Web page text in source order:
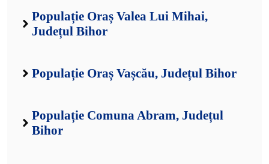
Populație Oraș Valea Lui Mihai,
Județul Bihor
Populație Oraș Vașcău, Județul Bihor
Populație Comuna Abram, Județul
Bihor